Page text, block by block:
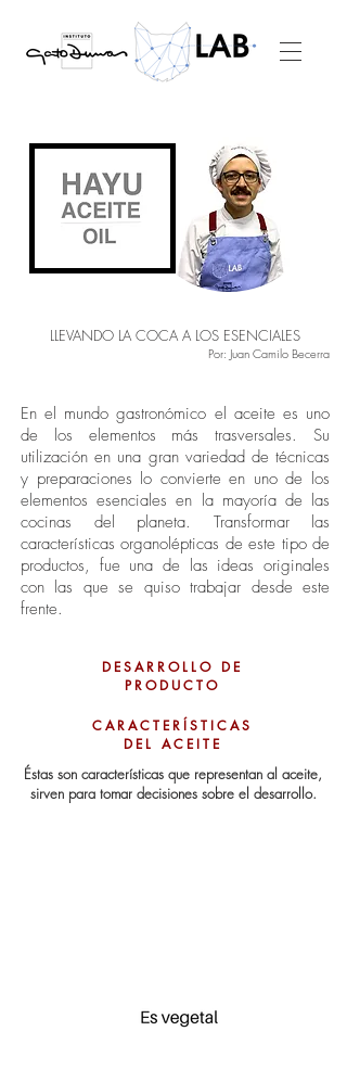
LLEVANDO LA COCA A LOS ESENCIALES
Por: Juan Camilo Becerra
En el mundo gastronómico el aceite es uno
de los elementos más trasversales. Su
utilización en una gran variedad de técnicas
y preparaciones lo convierte en uno de los
elementos esenciales en la mayoría de las
cocinas del planeta. Transformar las
características organolépticas de este tipo de
productos, fue una de las ideas originales
con las que se quiso trabajar desde este
frente.
DESARROLLO DE
PRODUCTO
CARACTERÍSTICAS
DEL ACEITE
Éstas son características que representan al aceite,
sirven para tomar decisiones sobre el desarrollo.